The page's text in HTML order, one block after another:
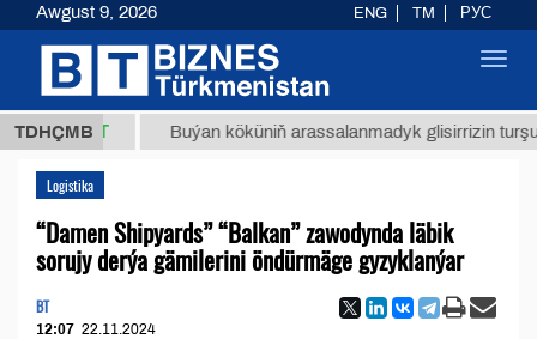
TDHÇMB
ТМТ Buýan köküniň arassalanmadyk glisirrizin turşusy (t.)
Logistika
“Damen Shipyards” “Balkan” zawodynda läbik
sorujy derýa gämilerini öndürmäge gyzyklanýar
BT
12:07 22.11.2024
Awgust 9, 2026 ENG TM РУС